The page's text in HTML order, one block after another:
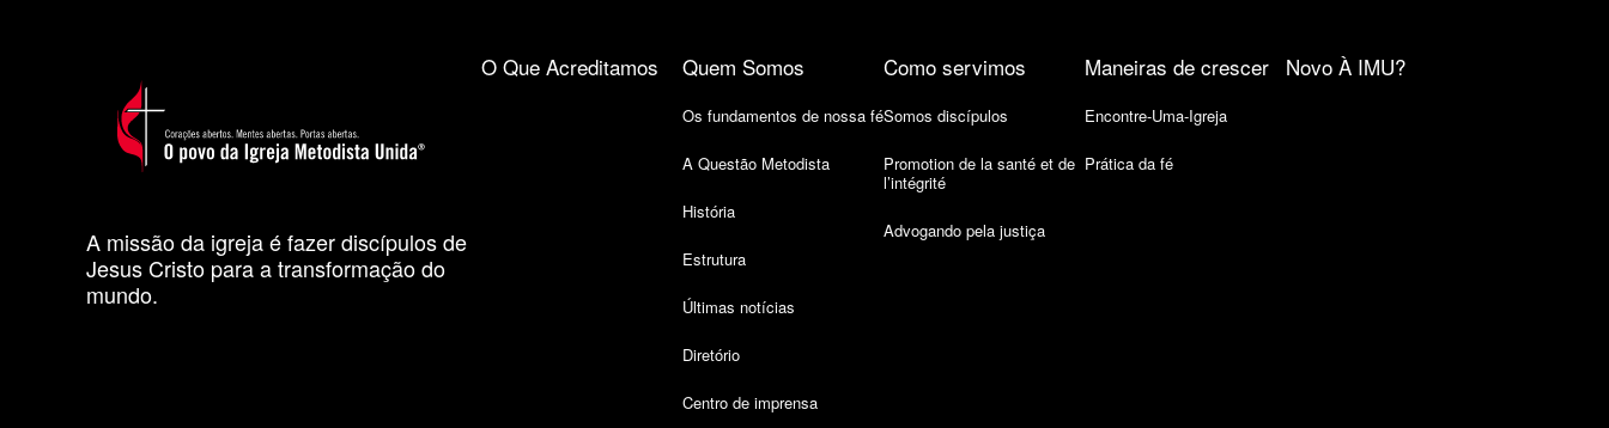
A missão da igreja é fazer discípulos de
Jesus Cristo para a transformação do
mundo.
O Que Acreditamos Quem Somos
Os fundamentos de nossa fé
A Questão Metodista
História
Estrutura
Últimas notícias
Diretório
Centro de imprensa
Como servimos
Somos discípulos
Promotion de la santé et de
l’intégrité
Advogando pela justiça
Maneiras de crescer
Encontre-Uma-Igreja
Prática da fé
Novo À IMU?